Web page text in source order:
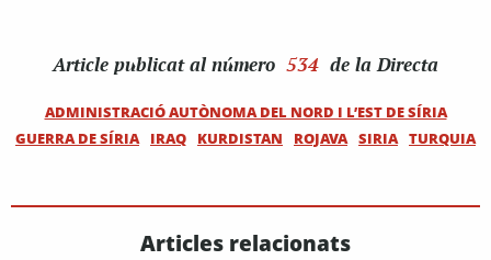
Article publicat al número 534 de la Directa
ADMINISTRACIÓ AUTÒNOMA DEL NORD I L’EST DE SÍRIA
GUERRA DE SÍRIA
IRAQ KURDISTAN ROJAVA SIRIA TURQUIA
Articles relacionats